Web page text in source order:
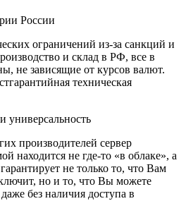
России
ограничений из-за санкций и
и склад в РФ, все в
не зависящие от курсов валют.
техническая
универсальность
производителей сервер
находится не где-то «в облаке», а
не только то, что Вам
но и то, что Вы можете
без наличия доступа в